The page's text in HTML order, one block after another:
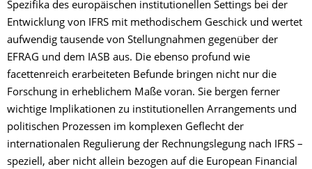
Spezifika des europäischen institutionellen Settings bei der
Entwicklung von IFRS mit methodischem Geschick und wertet
aufwendig tausende von Stellungnahmen gegenüber der
EFRAG und dem IASB aus. Die ebenso profund wie
facettenreich erarbeiteten Befunde bringen nicht nur die
Forschung in erheblichem Maße voran. Sie bergen ferner
wichtige Implikationen zu institutionellen Arrangements und
politischen Prozessen im komplexen Geflecht der
internationalen Regulierung der Rechnungslegung nach IFRS –
speziell, aber nicht allein bezogen auf die European Financial